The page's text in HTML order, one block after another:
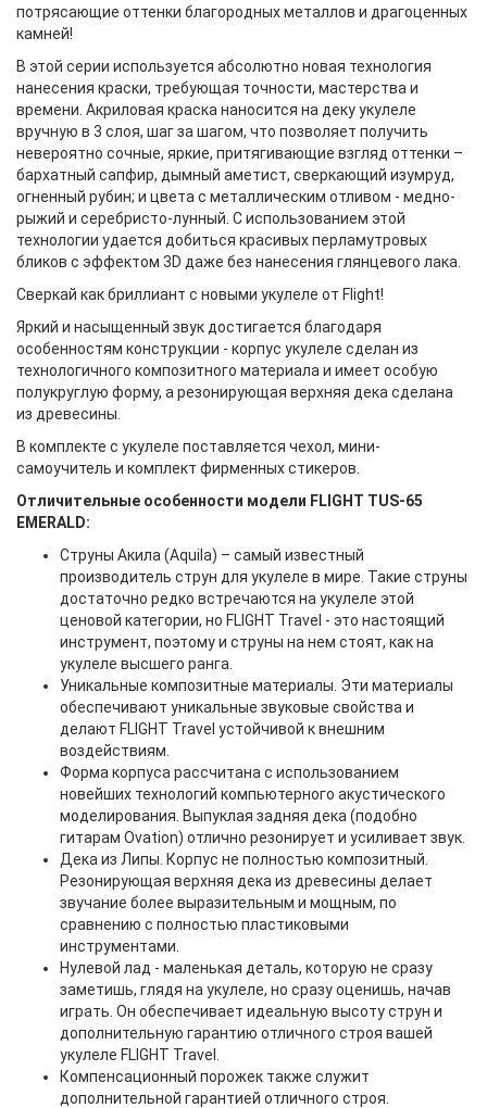
потрясающие оттенки благородных металлов и драгоценных
камней!
В этой серии используется абсолютно новая технология
нанесения краски, требующая точности, мастерства и
времени. Акриловая краска наносится на деку укулеле
вручную в 3 слоя, шаг за шагом, что позволяет получить
невероятно сочные, яркие, притягивающие взгляд оттенки –
бархатный сапфир, дымный аметист, сверкающий изумруд,
огненный рубин; и цвета с металлическим отливом - медно-
рыжий и серебристо-лунный. С использованием этой
технологии удается добиться красивых перламутровых
бликов с эффектом 3D даже без нанесения глянцевого лака.
Сверкай как бриллиант с новыми укулеле от Flight!
Яркий и насыщенный звук достигается благодаря
особенностям конструкции - корпус укулеле сделан из
технологичного композитного материала и имеет особую
полукруглую форму, а резонирующая верхняя дека сделана
из древесины.
В комплекте с укулеле поставляется чехол, мини-
самоучитель и комплект фирменных стикеров.
Отличительные особенности модели FLIGHT TUS-65
EMERALD:
Струны Акила (Aquila) – самый известный
производитель струн для укулеле в мире. Такие струны
достаточно редко встречаются на укулеле этой
ценовой категории, но FLIGHT Travel - это настоящий
инструмент, поэтому и струны на нем стоят, как на
укулеле высшего ранга.
Уникальные композитные материалы. Эти материалы
обеспечивают уникальные звуковые свойства и
делают FLIGHT Travel устойчивой к внешним
воздействиям.
Форма корпуса рассчитана с использованием
новейших технологий компьютерного акустического
моделирования. Выпуклая задняя дека (подобно
гитарам Ovation) отлично резонирует и усиливает звук.
Дека из Липы. Корпус не полностью композитный.
Резонирующая верхняя дека из древесины делает
звучание более выразительным и мощным, по
сравнению с полностью пластиковыми
инструментами.
Нулевой лад - маленькая деталь, которую не сразу
заметишь, глядя на укулеле, но сразу оценишь, начав
играть. Он обеспечивает идеальную высоту струн и
дополнительную гарантию отличного строя вашей
укулеле FLIGHT Travel.
Компенсационный порожек также служит
дополнительной гарантией отличного строя.